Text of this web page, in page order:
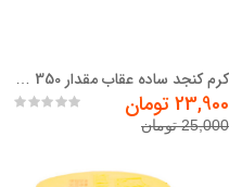
23,900 تومان
25,000 تومان